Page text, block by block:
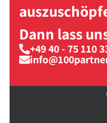
Dann lass
+49 40 - 75 110